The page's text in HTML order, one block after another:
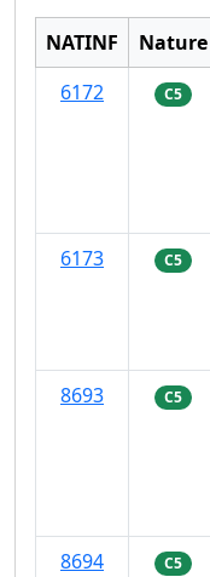
NATINF Nature
6172
C5
6173
C5
8693
C5
8694
C5